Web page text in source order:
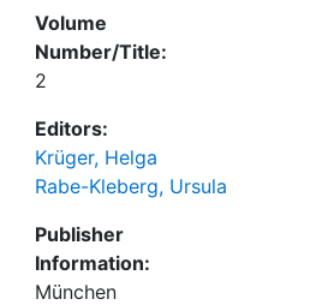
Volume
Number/Title:
2
Editors:
Krüger, Helga
Rabe-Kleberg, Ursula
Publisher
Information:
München